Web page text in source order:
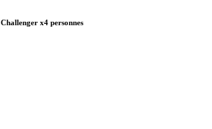
x4 personnes